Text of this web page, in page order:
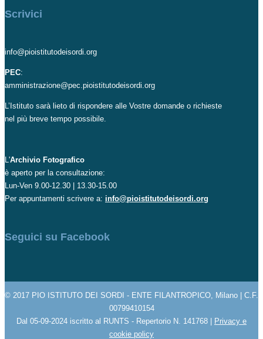
Scrivici
info@pioistitutodeisordi.org
PEC:
amministrazione@pec.pioistitutodeisordi.org
L’Istituto sarà lieto di rispondere alle Vostre domande o richieste
nel più breve tempo possibile.
L'Archivio Fotografico
è aperto per la consultazione:
Lun-Ven 9.00-12.30 | 13.30-15.00
Per appuntamenti scrivere a: info@pioistitutodeisordi.org
Seguici su Facebook
© 2017 PIO ISTITUTO DEI SORDI - ENTE FILANTROPICO, Milano | C.F.
00799410154
Dal 05-09-2024 iscritto al RUNTS - Repertorio N. 141768 | Privacy e
cookie policy